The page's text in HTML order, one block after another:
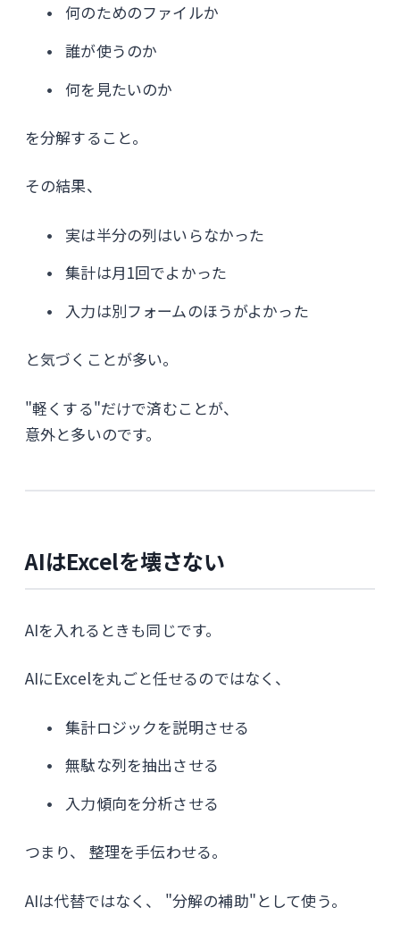
何のためのファイルか
誰が使うのか
何を見たいのか
を分解すること。
その結果、
実は半分の列はいらなかった
集計は月1回でよかった
入力は別フォームのほうがよかった
と気づくことが多い。
"軽くする"だけで済むことが、
意外と多いのです。
AIはExcelを壊さない
AIを入れるときも同じです。
AIにExcelを丸ごと任せるのではなく、
集計ロジックを説明させる
無駄な列を抽出させる
入力傾向を分析させる
つまり、 整理を手伝わせる。
AIは代替ではなく、 "分解の補助"として使う。